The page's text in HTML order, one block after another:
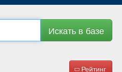
Искать в базе
Рейтинг